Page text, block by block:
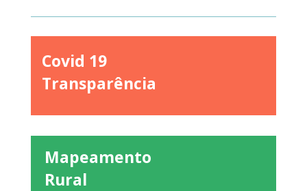
Covid 19
Transparência
Mapeamento
Rural